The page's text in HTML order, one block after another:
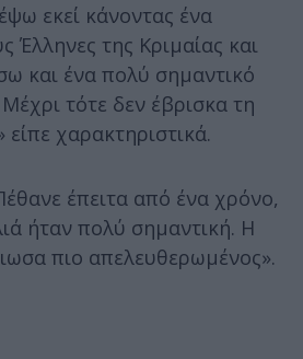
εκεί κάνοντας ένα
Έλληνες της Κριμαίας και
και ένα πολύ σημαντικό
τότε δεν έβρισκα τη
χαρακτηριστικά.
έπειτα από ένα χρόνο,
ήταν πολύ σημαντική. Η
πιο απελευθερωμένος».